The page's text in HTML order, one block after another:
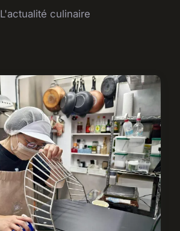
L'actualité culinaire